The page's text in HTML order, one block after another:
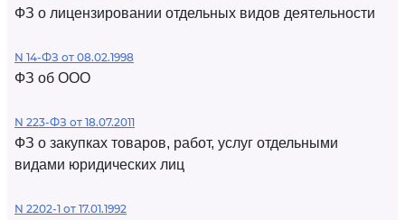
ФЗ о лицензировании отдельных видов деятельности
N 14-ФЗ от 08.02.1998
ФЗ об ООО
N 223-ФЗ от 18.07.2011
ФЗ о закупках товаров, работ, услуг отдельными
видами юридических лиц
N 2202-1 от 17.01.1992